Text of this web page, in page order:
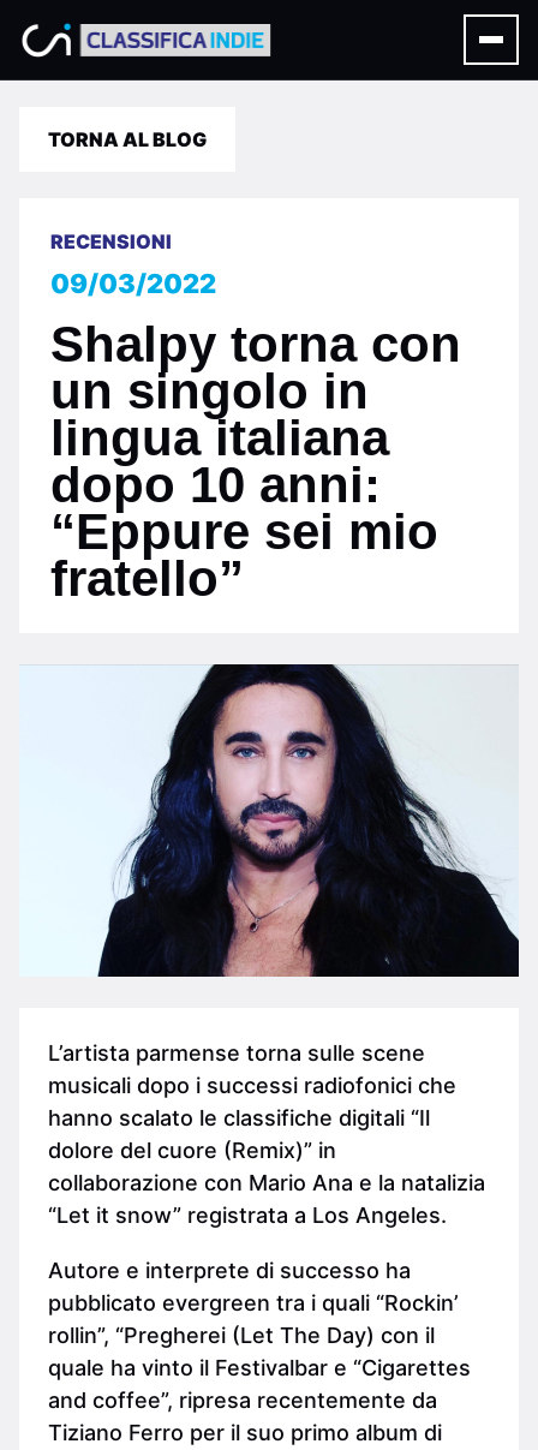
TORNA AL BLOG
RECENSIONI
09/03/2022
Shalpy torna con
un singolo in
lingua italiana
dopo 10 anni:
“Eppure sei mio
fratello”
L’artista parmense torna sulle scene
musicali dopo i successi radiofonici che
hanno scalato le classifiche digitali “Il
dolore del cuore (Remix)” in
collaborazione con Mario Ana e la natalizia
“Let it snow” registrata a Los Angeles.
Autore e interprete di successo ha
pubblicato evergreen tra i quali “Rockin’
rollin”, “Pregherei (Let The Day) con il
quale ha vinto il Festivalbar e “Cigarettes
and coffee”, ripresa recentemente da
Tiziano Ferro per il suo primo album di